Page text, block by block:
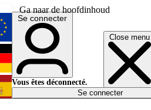
Ga naar de hoofdinhoud
Close menu
English
Deutsch
Español
Se connecter
Vous êtes déconnecté.
Se connecter